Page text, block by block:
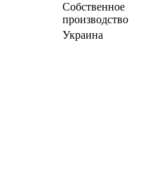
Собственное
производство
Украина